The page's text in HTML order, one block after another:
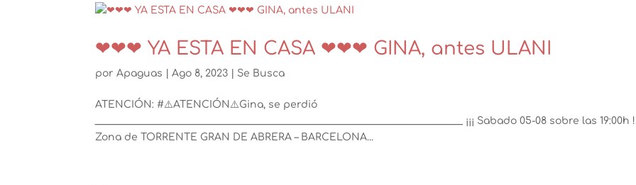
❤❤❤ YA ESTA EN CASA ❤❤❤ GINA, antes ULANI
porApaguas |Ago 8, 2023 Se Busca
ATENCIÓN: #⚠️ATENCIÓN⚠️Gina, se perdió
__________________________________________________________________________ ¡¡¡ Sabado 05-08 sobre las 19:00h
Zona de TORRENTE GRAN DE ABRERA – BARCELONA...